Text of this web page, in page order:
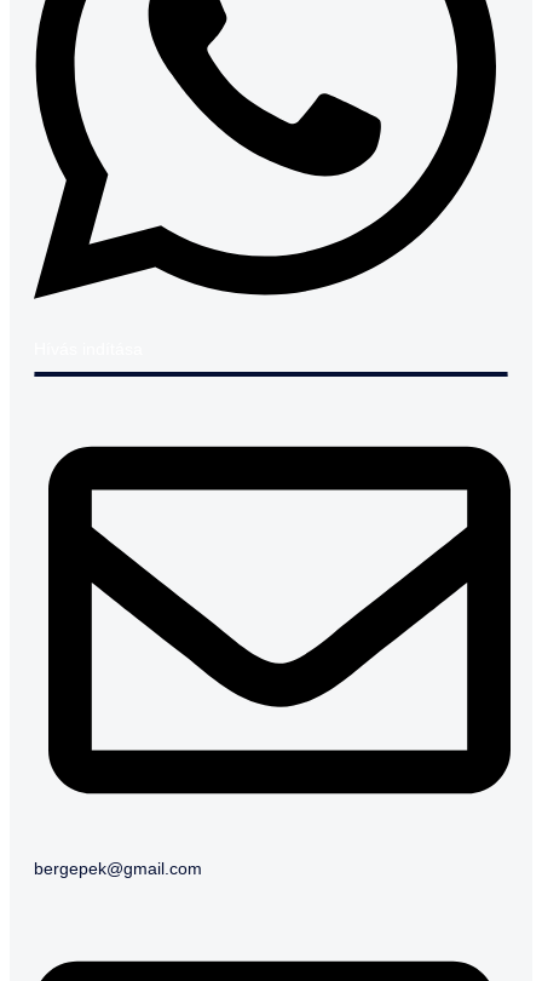
bergepek@gmail.com